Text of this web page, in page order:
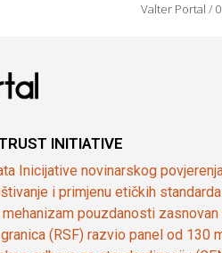
Valter Portal
INITIATIVE
Inicijative novinarskog
i primjenu etičkih
pouzdanosti zasnovan
(RSF) razvio panel od 130